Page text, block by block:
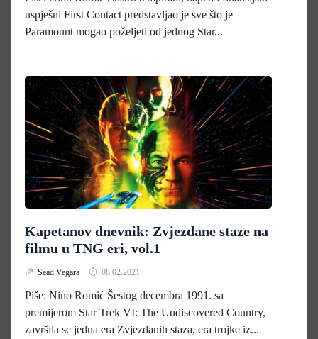
uspješni First Contact predstavljao je sve što je
Paramount mogao poželjeti od jednog Star...
Kapetanov dnevnik: Zvjezdane staze na
filmu u TNG eri, vol.1
Sead Vegara 08.02.2021.
Piše: Nino Romić Šestog decembra 1991. sa
premijerom Star Trek VI: The Undiscovered Country,
završila se jedna era Zvjezdanih staza, era trojke iz...